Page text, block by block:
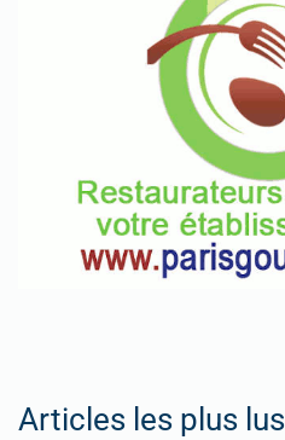
Articles les plus lus